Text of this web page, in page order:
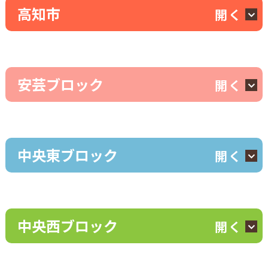
高知市 開く
安芸ブロック 開く
中央東ブロック 開く
中央西ブロック 開く